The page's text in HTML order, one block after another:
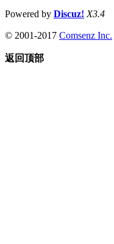
Powered by Discuz! X3.4
© 2001-2017 Comsenz Inc.
返回顶部